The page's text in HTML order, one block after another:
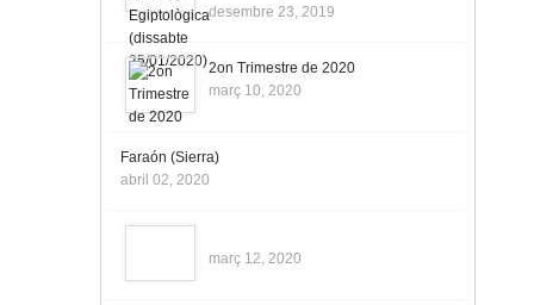
desembre 23, 2019
2on Trimestre de 2020
març 10, 2020
Faraón (Sierra)
abril 02, 2020
març 12, 2020